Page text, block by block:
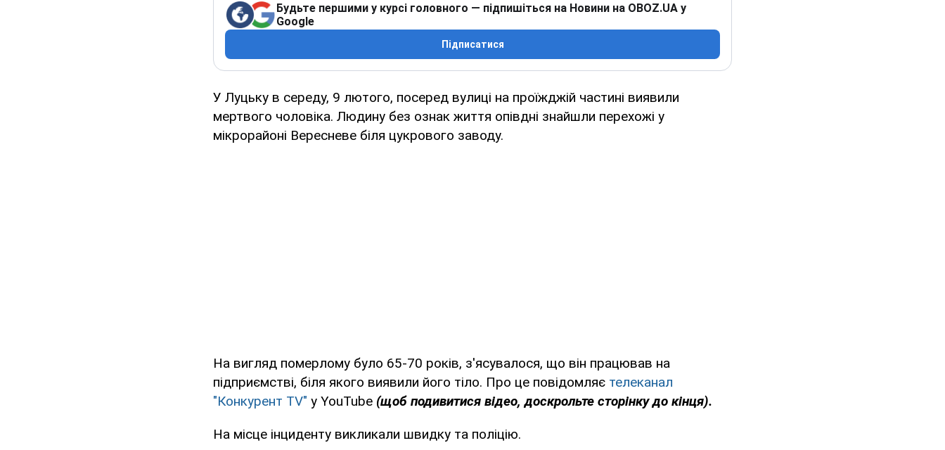
Будьте першими у курсі головного — підпишіться на Новини на OBOZ.UA у
Google
Підписатися
У Луцьку в середу, 9 лютого, посеред вулиці на проїжджій частині виявили
мертвого чоловіка. Людину без ознак життя опівдні знайшли перехожі у
мікрорайоні Вересневе біля цукрового заводу.
На вигляд померлому було 65-70 років, з'ясувалося, що він працював на
підприємстві, біля якого виявили його тіло. Про це повідомляє телеканал
"Конкурент TV" у YouTube (щоб подивитися відео, доскрольте сторінку до кінця).
На місце інциденту викликали швидку та поліцію.